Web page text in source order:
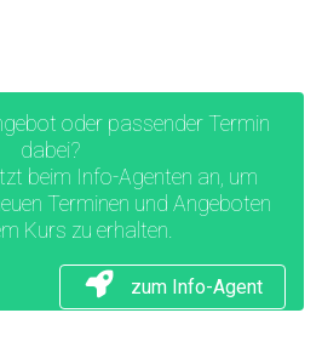
oder passender Termin
dabei?
beim Info-Agenten an, um
Terminen und Angeboten
Kurs zu erhalten.
zum Info-Agent